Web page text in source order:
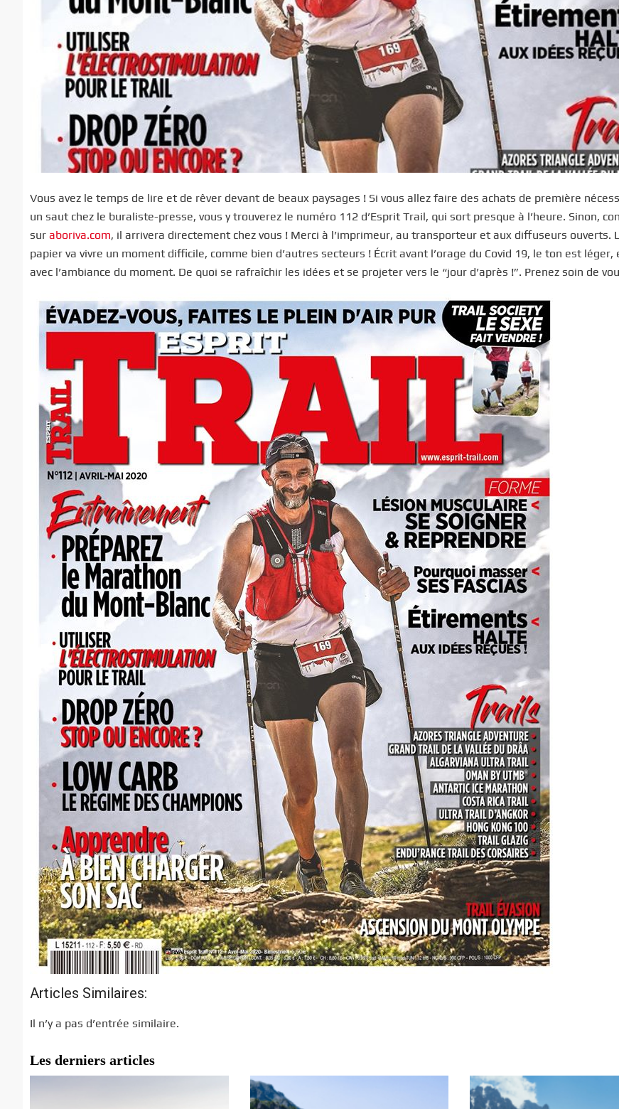
Vous avez le temps de lire et de rêver devant de beaux paysages ! Si vous allez faire des achats de première
un saut chez le buraliste-presse, vous y trouverez le numéro 112 d’Esprit Trail, qui sort presque à l’heure. Sinon,
sur aboriva.com, il arrivera directement chez vous ! Merci à l’imprimeur, au transporteur et aux diffuseurs ouverts.
papier va vivre un moment difficile, comme bien d’autres secteurs ! Écrit avant l’orage du Covid 19, le ton est
avec l’ambiance du moment. De quoi se rafraîchir les idées et se projeter vers le “jour d’après !”. Prenez soin de
Articles Similaires:
Il n’y a pas d’entrée similaire.
Les derniers articles